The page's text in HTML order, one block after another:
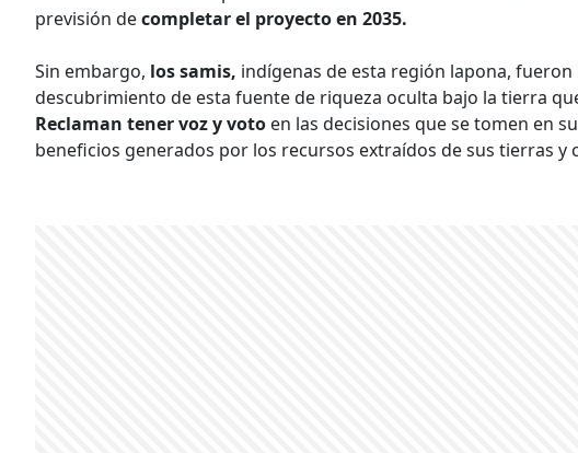
previsión decompletar el proyecto en 2035.
Sin embargo, los samis, indígenas de esta región lapona,
descubrimiento de esta fuente de riqueza oculta bajo la tierra
Reclaman tener voz y voto en las decisiones que se tomen en
beneficios gene­rados por los recursos extraídos de sus tierras y